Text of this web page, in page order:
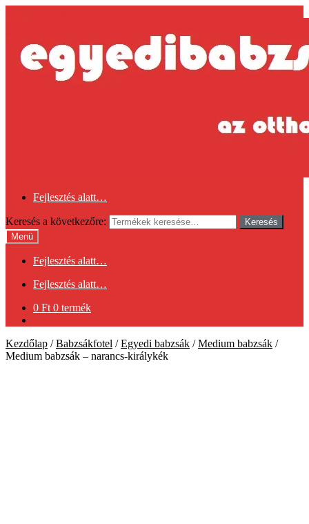
Fejlesztés alatt…
Keresés a következőre:
Keresés
Menü
Fejlesztés alatt…
Fejlesztés alatt…
0 Ft 0 termék
Kezdőlap /Babzsákfotel /Egyedi babzsák /Medium babzsák /
Medium babzsák – narancs-királykék